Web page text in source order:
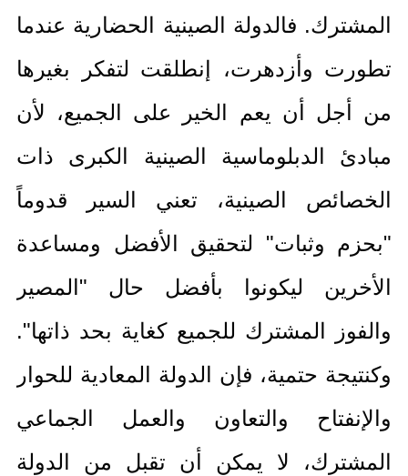
المشترك. فالدولة الصينية الحضارية عندما
تطورت وأزدهرت، إنطلقت لتفكر بغيرها
من أجل أن يعم الخير على الجميع، لأن
مبادئ الدبلوماسية الصينية الكبرى ذات
الخصائص الصينية، تعني السير قدوماً
"بحزم وثبات" لتحقيق الأفضل ومساعدة
الأخرين ليكونوا بأفضل حال " المصير
والفوز المشترك للجميع كغاية بحد ذاتها".
وكنتيجة حتمية، فإن الدولة المعادية للحوار
والإنفتاح والتعاون والعمل الجماعي
المشترك، لا يمكن أن تقبل من الدولة